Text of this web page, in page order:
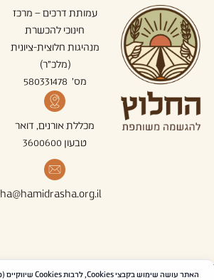
עמותת דרכים – מרכז
חינוכי להכשרת
מנהיגות חלוצית-ציונית
(מלכ"ר)
מס' 580331478
מכללת אורנים, דואר
טבעון 3600600